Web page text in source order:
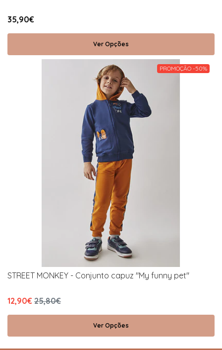
35,90€
Ver Opções
PROMOÇÃO -50%
STREET MONKEY - Conjunto capuz "My funny pet"
12,90€ 25,80€
Ver Opções